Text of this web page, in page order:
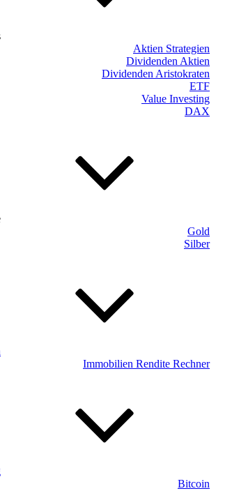
Aktien Strategien
Dividenden Aktien
Dividenden Aristokraten
ETF
Value Investing
DAX
Gold
Silber
Immobilien Rendite Rechner
Bitcoin